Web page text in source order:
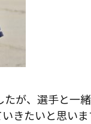
が、選手と一
きたいと思いま